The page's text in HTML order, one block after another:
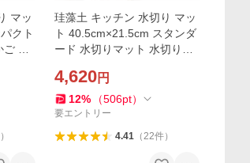
マッ
クト
水
）
珪藻土 キッチン 水切り マッ
ト 40.5cm×21.5cm スタンダ
ード 水切りマット 水切りか
4,620円
12% （506pt）
要エントリー
4.41（22件）